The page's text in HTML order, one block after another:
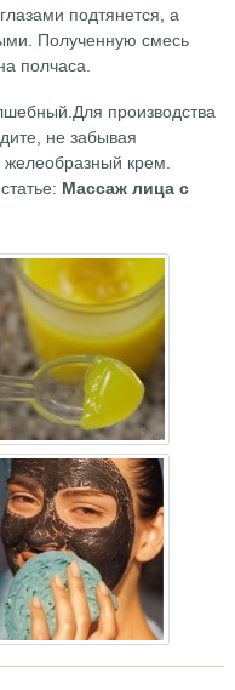
подтянется, а
Полученную смесь
полчаса.
производства
не забывая
крем.
Массажлица с